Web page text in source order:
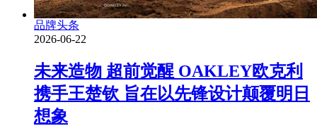
品牌头条
2026-06-22
未来造物 超前觉醒 OAKLEY欧克利
携手王楚钦 旨在以先锋设计颠覆明日
想象